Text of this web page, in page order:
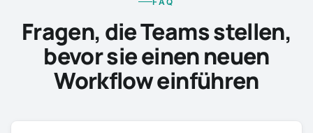
Fragen, die Teams stellen,
bevor sie einen neuen
Workflow einführen